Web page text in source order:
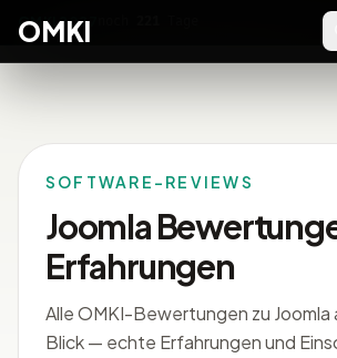
OMKI 2027
OMKI
SOFTWARE-REVIEWS
Joomla
Erfahrungen
Alle OMKI-Bewertungen zu Joomla
Blick — echte Erfahrungen und